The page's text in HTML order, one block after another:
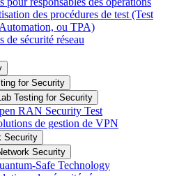
des procédures de test (Test
ou TPA)
de sécurité réseau
for Security
Testing for Security
RAN Security Test
de gestion de VPN
Security
Security
Safe Technology